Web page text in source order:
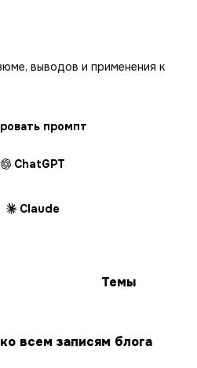
выводов и применения к
промпт
ChatGPT
Claude
Темы
всем записям блога